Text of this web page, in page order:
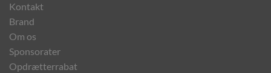
Kontakt
Brand
Om os
Sponsorater
Opdrætterrabat